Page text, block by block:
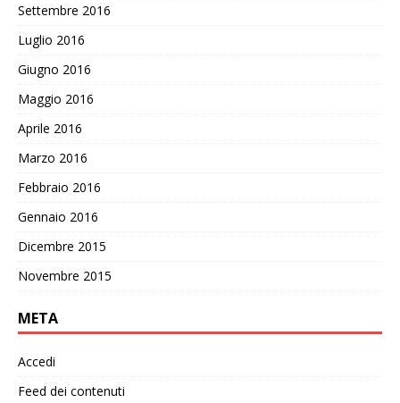
Settembre 2016
Luglio 2016
Giugno 2016
Maggio 2016
Aprile 2016
Marzo 2016
Febbraio 2016
Gennaio 2016
Dicembre 2015
Novembre 2015
META
Accedi
Feed dei contenuti